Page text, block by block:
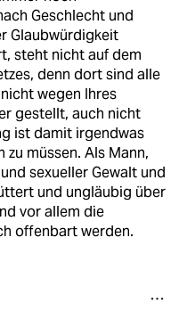
Geschlecht und
Glaubwürdigkeit
steht nicht auf dem
denn dort sind alle
wegen Ihres
gestellt, auch nicht
ist damit irgendwas
müssen. Als Mann,
sexueller Gewalt und
und ungläubig über
vor allem die
offenbart werden.